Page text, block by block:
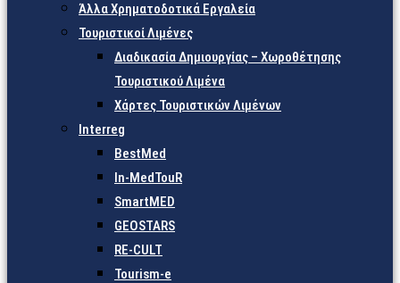
Άλλα Χρηματοδοτικά Εργαλεία
Τουριστικοί Λιμένες
Διαδικασία Δημιουργίας – Χωροθέτησης
Τουριστικού Λιμένα
Χάρτες Τουριστικών Λιμένων
Interreg
BestMed
In-MedTouR
SmartMED
GEOSTARS
RE-CULT
Tourism-e